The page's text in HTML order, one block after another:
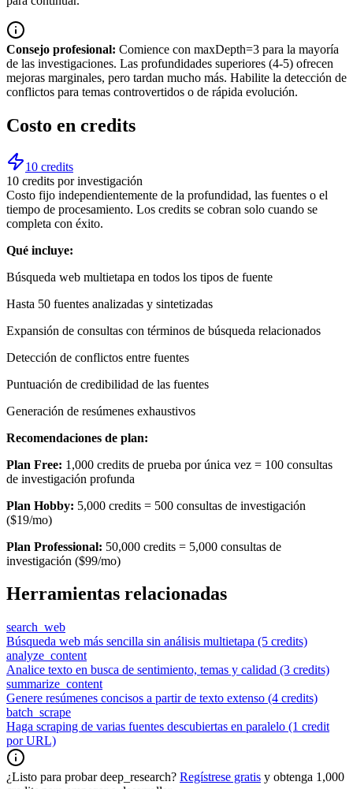
Consejo profesional: Comience con maxDepth=3 para la mayoría
de las investigaciones. Las profundidades superiores (4-5) ofrecen
mejoras marginales, pero tardan mucho más. Habilite la detección de
conflictos para temas controvertidos o de rápida evolución.
Costo en credits
10 credits
10 credits por investigación
Costo fijo independientemente de la profundidad, las fuentes o el
tiempo de procesamiento. Los credits se cobran solo cuando se
completa con éxito.
Qué incluye:
Búsqueda web multietapa en todos los tipos de fuente
Hasta 50 fuentes analizadas y sintetizadas
Expansión de consultas con términos de búsqueda relacionados
Detección de conflictos entre fuentes
Puntuación de credibilidad de las fuentes
Generación de resúmenes exhaustivos
Recomendaciones de plan:
Plan Free: 1,000 credits de prueba por única vez = 100 consultas
de investigación profunda
Plan Hobby: 5,000 credits = 500 consultas de investigación
($19/mo)
Plan Professional: 50,000 credits = 5,000 consultas de
investigación ($99/mo)
Herramientas relacionadas
search_web
Búsqueda web más sencilla sin análisis multietapa (5 credits)
analyze_content
Analice texto en busca de sentimiento, temas y calidad (3 credits)
summarize_content
Genere resúmenes concisos a partir de texto extenso (4 credits)
batch_scrape
Haga scraping de varias fuentes descubiertas en paralelo (1 credit
por URL)
¿Listo para probar deep_research? Regístrese gratis y obtenga 1,000